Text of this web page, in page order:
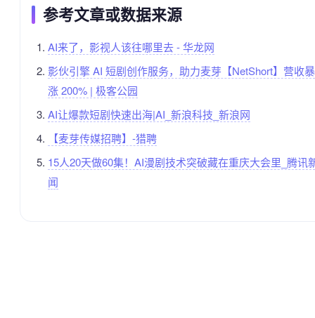
参考文章或数据来源
AI来了，影视人该往哪里去 - 华龙网
影伙引擎 AI 短剧创作服务，助力麦芽【NetShort】营收暴
涨 200% | 极客公园
AI让爆款短剧快速出海|AI_新浪科技_新浪网
【麦芽传媒招聘】-猎聘
15人20天做60集！AI漫剧技术突破藏在重庆大会里_腾讯
闻